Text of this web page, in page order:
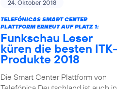
24. Oktober 2018
TELEFÓNICAS SMART CENTER
PLATTFORM ERNEUT AUF PLATZ 1:
Funkschau Leser
küren die besten ITK-
Produkte 2018
Die Smart Center Plattform von